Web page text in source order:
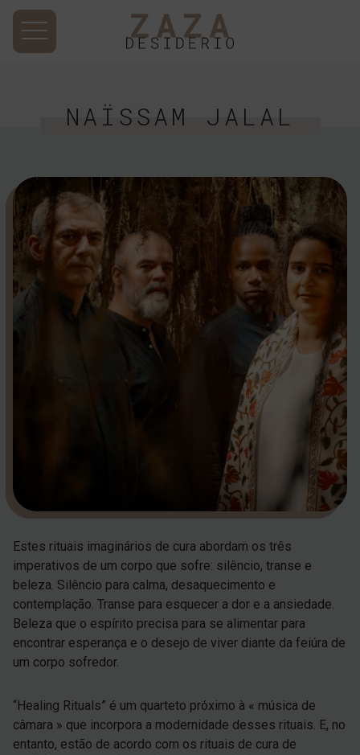
NAÏSSAM JALAL
Estes rituais imaginários de cura abordam os três
imperativos de um corpo que sofre: silêncio, transe e
beleza. Silêncio para calma, desaquecimento e
contemplação. Transe para esquecer a dor e a ansiedade.
Beleza que o espírito precisa para se alimentar para
encontrar esperança e o desejo de viver diante da feiúra de
um corpo sofredor.
“Healing Rituals” é um quarteto próximo à « música de
câmara » que incorpora a modernidade desses rituais. E, no
entanto, estão de acordo com os rituais de cura de